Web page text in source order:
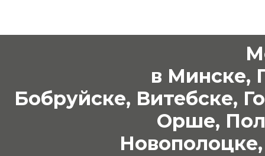
в Минске,
Бобруйске, Витебске,
Орше,